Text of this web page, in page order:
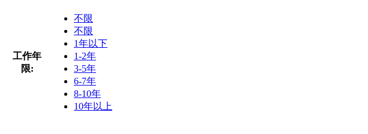
工作年
限:
不限
不限
1年以下
1-2年
3-5年
6-7年
8-10年
10年以上